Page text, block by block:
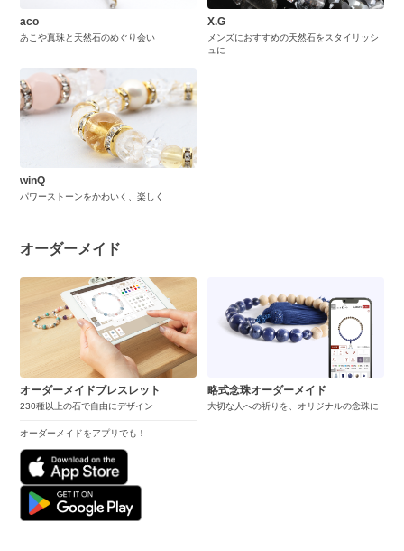
aco
あこや真珠と天然石のめぐり会い
X.G
メンズにおすすめの天然石をスタイリッシ
ュに
winQ
パワーストーンをかわいく、楽しく
オーダーメイド
オーダーメイドブレスレット
230種以上の石で自由にデザイン
オーダーメイドをアプリでも！
略式念珠オーダーメイド
大切な人への祈りを、オリジナルの念珠に